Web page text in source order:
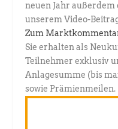
neuen Jahr
unserem Video-
Zum
Sie erhalten als
Teilnehmer exklusiv
Anlagesumme (bis
sowie Prämienmeilen.